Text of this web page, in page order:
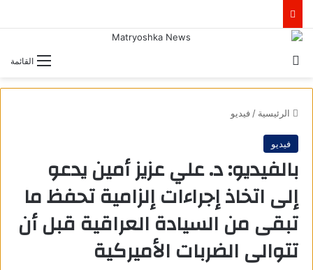
القائمة
الرئيسية / فيديو
فيديو
بالفيديو: د. علي عزيز أمين يدعو
إلى اتخاذ إجراءات إلزامية تحفظ ما
تبقى من السيادة العراقية قبل أن
تتوالى الضربات الأميركية